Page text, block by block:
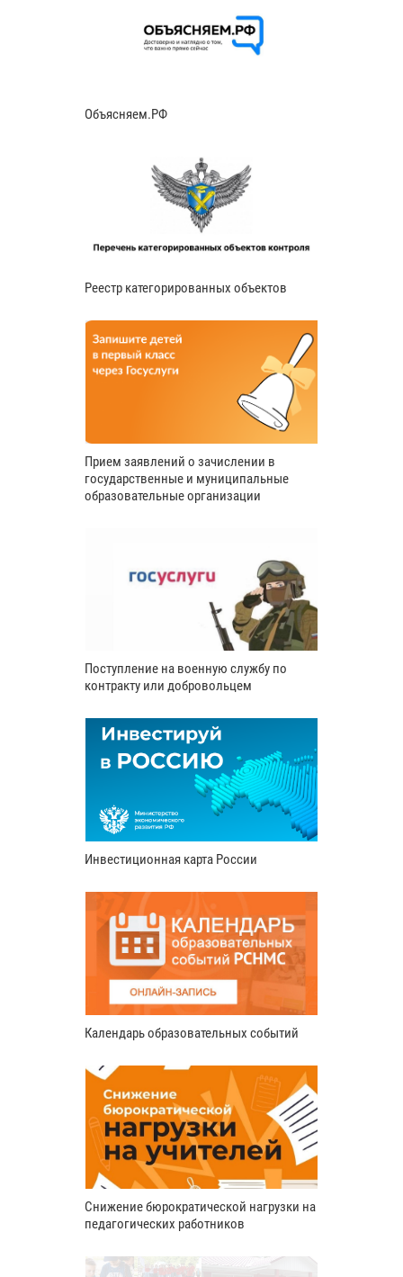
Объясняем.РФ
Реестр категорированных объектов
Прием заявлений о зачислении в
государственные и муниципальные
образовательные организации
Поступление на военную службу по
контракту или добровольцем
Инвестиционная карта России
Календарь образовательных событий
Снижение бюрократической нагрузки на
педагогических работников